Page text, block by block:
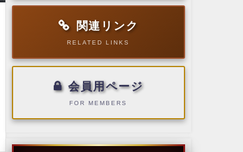
関連リンク
RELATED LINKS
会員用ページ
FOR MEMBERS